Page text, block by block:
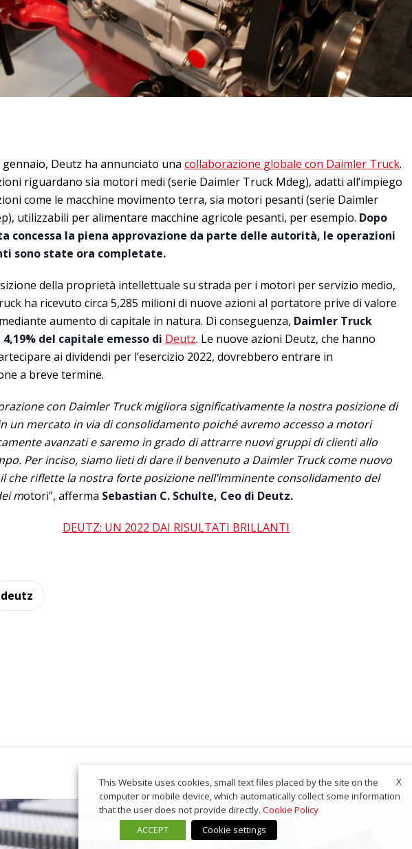
gennaio, Deutz ha annunciato una collaborazione globale con Daimler Truck.
riguardano sia motori medi (serie Daimler Truck Mdeg), adatti all’impiego
come le macchine movimento terra, sia motori pesanti (serie Daimler
utilizzabili per alimentare macchine agricole pesanti, per esempio. Dopo
concessa la piena approvazione da parte delle autorità, le operazioni
sono state ora completate.
della proprietà intellettuale su strada per i motori per servizio medio,
ha ricevuto circa 5,285 milioni di nuove azioni al portatore prive di valore
aumento di capitale in natura. Di conseguenza, Daimler Truck
del capitale emesso di Deutz. Le nuove azioni Deutz, che hanno
ai dividendi per l’esercizio 2022, dovrebbero entrare in
a breve termine.
con Daimler Truck migliora significativamente la nostra posizione di
un mercato in via di consolidamento poiché avremo accesso a motori
avanzati e saremo in grado di attrarre nuovi gruppi di clienti allo
Per inciso, siamo lieti di dare il benvenuto a Daimler Truck come nuovo
che riflette la nostra forte posizione nell’imminente consolidamento del
motori”, afferma Sebastian C. Schulte, Ceo di Deutz.
DEUTZ: UN 2022 DAI RISULTATI BRILLANTI
deutz
X
This Website uses cookies, small text files placed by the site on the
computer or mobile device, which automatically collect some information
that the user does not provide directly. Cookie Policy
ACCEPT
Cookie settings